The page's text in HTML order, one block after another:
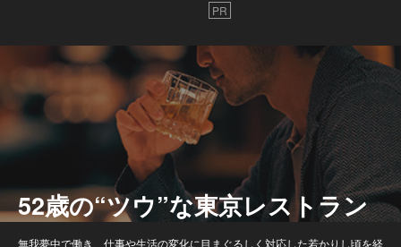
PR
52歳の“ツウ”な東京レストラン
無我夢中で働き、仕事や生活の変化に目まぐるしく対応した若かりし頃を経